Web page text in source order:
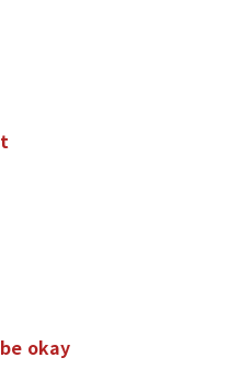
t
be okay